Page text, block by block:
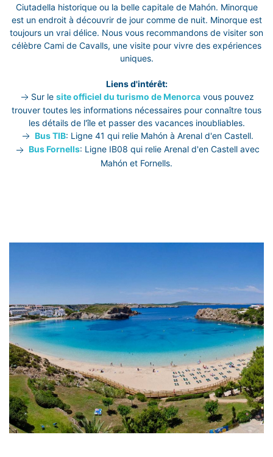
Ciutadella historique ou la belle capitale de Mahón. Minorque
est un endroit à découvrir de jour comme de nuit. Minorque est
toujours un vrai délice. Nous vous recommandons de visiter son
célèbre Cami de Cavalls, une visite pour vivre des expériences
uniques.
Liens d'intérêt:
Sur le site officiel du turismo de Menorca vous pouvez
trouver toutes les informations nécessaires pour connaître tous
les détails de l'île et passer des vacances inoubliables.
Bus TIB: Ligne 41 qui relie Mahón à Arenal d'en Castell.
Bus Fornells: Ligne IB08 qui relie Arenal d'en Castell avec
Mahón et Fornells.